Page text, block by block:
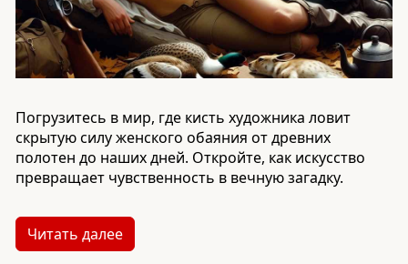
Погрузитесь в мир, где кисть художника ловит
скрытую силу женского обаяния от древних
полотен до наших дней. Откройте, как искусство
превращает чувственность в вечную загадку.
Читать далее